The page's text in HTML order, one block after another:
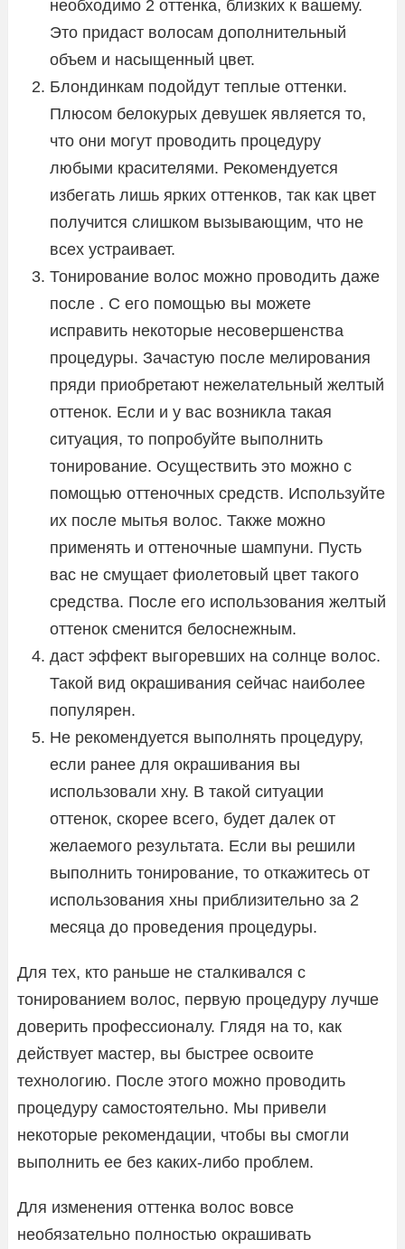
необходимо 2 оттенка, близких к вашему.
Это придаст волосам дополнительный
объем и насыщенный цвет.
Блондинкам подойдут теплые оттенки.
Плюсом белокурых девушек является то,
что они могут проводить процедуру
любыми красителями. Рекомендуется
избегать лишь ярких оттенков, так как цвет
получится слишком вызывающим, что не
всех устраивает.
Тонирование волос можно проводить даже
после . С его помощью вы можете
исправить некоторые несовершенства
процедуры. Зачастую после мелирования
пряди приобретают нежелательный желтый
оттенок. Если и у вас возникла такая
ситуация, то попробуйте выполнить
тонирование. Осуществить это можно с
помощью оттеночных средств. Используйте
их после мытья волос. Также можно
применять и оттеночные шампуни. Пусть
вас не смущает фиолетовый цвет такого
средства. После его использования желтый
оттенок сменится белоснежным.
даст эффект выгоревших на солнце волос.
Такой вид окрашивания сейчас наиболее
популярен.
Не рекомендуется выполнять процедуру,
если ранее для окрашивания вы
использовали хну. В такой ситуации
оттенок, скорее всего, будет далек от
желаемого результата. Если вы решили
выполнить тонирование, то откажитесь от
использования хны приблизительно за 2
месяца до проведения процедуры.
Для тех, кто раньше не сталкивался с
тонированием волос, первую процедуру лучше
доверить профессионалу. Глядя на то, как
действует мастер, вы быстрее освоите
технологию. После этого можно проводить
процедуру самостоятельно. Мы привели
некоторые рекомендации, чтобы вы смогли
выполнить ее без каких-либо проблем.
Для изменения оттенка волос вовсе
необязательно полностью окрашивать